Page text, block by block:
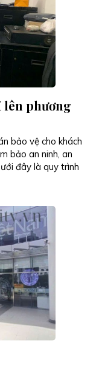
lên phương
bảo vệ cho khách
bảo an ninh, an
đây là quy trình